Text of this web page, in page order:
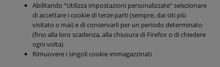
Abilitando “Utilizza impostazioni personalizzate” selezionare
di accettare i cookie di terze parti (sempre, dai siti più
visitato o mai) e di conservarli per un periodo determinato
(fino alla loro scadenza, alla chiusura di Firefox o di chiedere
ogni volta)
Rimuovere i singoli cookie immagazzinati